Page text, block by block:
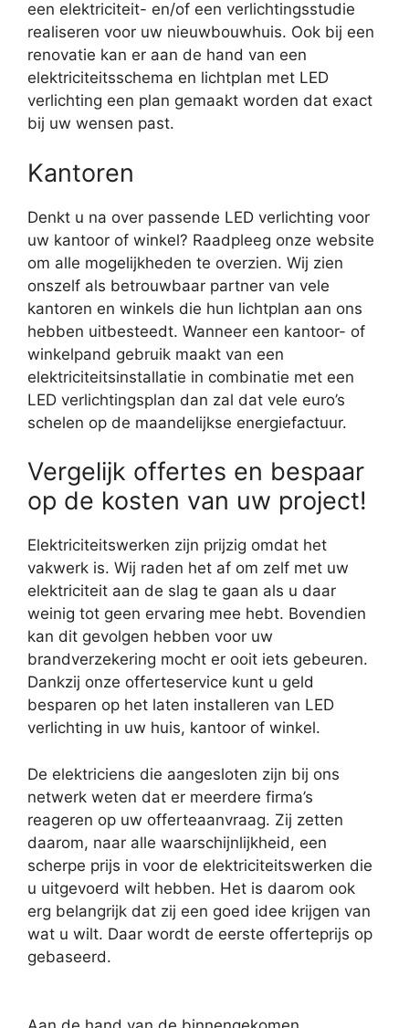
een elektriciteit- en/of een verlichtingsstudie
realiseren voor uw nieuwbouwhuis. Ook bij een
renovatie kan er aan de hand van een
elektriciteitsschema en lichtplan met LED
verlichting een plan gemaakt worden dat exact
bij uw wensen past.
Kantoren
Denkt u na over passende LED verlichting voor
uw kantoor of winkel? Raadpleeg onze website
om alle mogelijkheden te overzien. Wij zien
onszelf als betrouwbaar partner van vele
kantoren en winkels die hun lichtplan aan ons
hebben uitbesteedt. Wanneer een kantoor- of
winkelpand gebruik maakt van een
elektriciteitsinstallatie in combinatie met een
LED verlichtingsplan dan zal dat vele euro’s
schelen op de maandelijkse energiefactuur.
Vergelijk offertes en bespaar
op de kosten van uw project!
Elektriciteitswerken zijn prijzig omdat het
vakwerk is. Wij raden het af om zelf met uw
elektriciteit aan de slag te gaan als u daar
weinig tot geen ervaring mee hebt. Bovendien
kan dit gevolgen hebben voor uw
brandverzekering mocht er ooit iets gebeuren.
Dankzij onze offerteservice kunt u geld
besparen op het laten installeren van LED
verlichting in uw huis, kantoor of winkel.
De elektriciens die aangesloten zijn bij ons
netwerk weten dat er meerdere firma’s
reageren op uw offerteaanvraag. Zij zetten
daarom, naar alle waarschijnlijkheid, een
scherpe prijs in voor de elektriciteitswerken die
u uitgevoerd wilt hebben. Het is daarom ook
erg belangrijk dat zij een goed idee krijgen van
wat u wilt. Daar wordt de eerste offerteprijs op
gebaseerd.